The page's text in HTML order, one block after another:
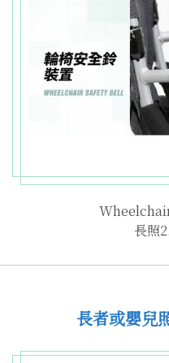
長照
長者或嬰兒